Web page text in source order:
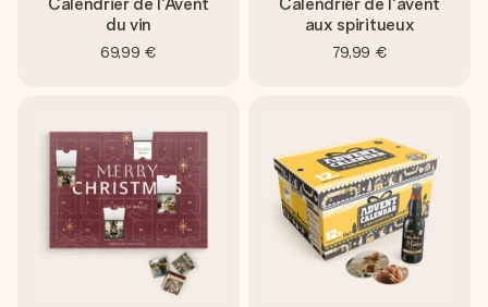
du vin
69,99 €
aux spiritueux
79,99 €